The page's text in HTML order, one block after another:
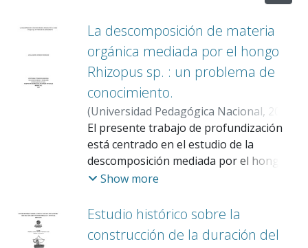
La descomposición de materia
orgánica mediada por el hongo
Rhizopus sp. : un problema de
conocimiento.
(Universidad Pedagógica Nacional,2026
Corredor Rodríguez, Natalia María
Ospina, Ingrid;Valencia Vargas, Steiner
El presente trabajo de profundización
está centrado en el estudio de la
descomposición mediada por el hongo
conocimiento, el cual emerge a partir de
inquietudes que el maestro reconoce en
su práctica pedagógica. En el marco de la